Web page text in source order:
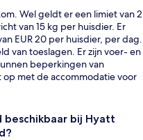
Wel geldt er een limiet van 2
van 15 kg per huisdier. Er
EUR 20 per huisdier, per dag.
van toeslagen. Er zijn voer- en
beperkingen van
met de accommodatie voor
beschikbaar bij Hyatt